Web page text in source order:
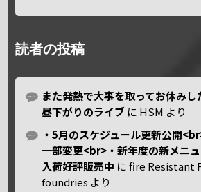
読者の投稿
また発熱で大事を取ってお休み
昼下がりのライブ に HSM より
・5月のスケジュール更新公開
一部変更<br>・新年度の新メニ
入荷好評販売中 にfire Resistant
foundries より